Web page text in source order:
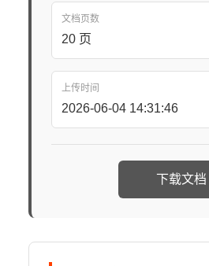
文档页数
20 页
上传时间
2026-06-04 14:31:46
下载文档